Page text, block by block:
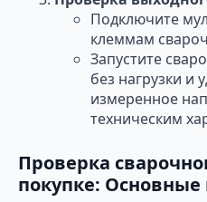
Подключите
клеммам
Запустите
без нагрузки и
измеренное
техническим
Проверка
покупке: